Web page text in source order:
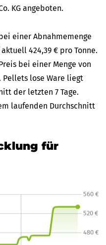
KG angeboten.
einer Abnahmemenge
424,39 € pro Tonne.
bei einer Menge von
Pellets lose Ware liegt
der letzten 7 Tage.
laufenden Durchschnitt
für